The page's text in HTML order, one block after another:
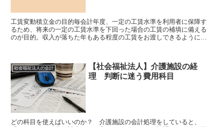
工賃変動積立金の目的毎会計年度、一定の工賃水準を利用者に保障す
るため、将来の一定の工賃水準を下回った場合の工賃の補填に備える
のが目的。収入が落ちた年もある程度の工賃をお渡しできるようにす
社会福祉法人の会計
【社会福祉法人】介護施設の経
理 判断に迷う費用科目
どの科目を使えばいいのか？ 介護施設の会計処理をしていると、